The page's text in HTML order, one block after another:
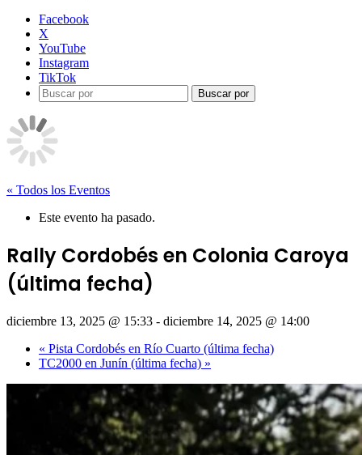
Facebook
X
YouTube
Instagram
TikTok
Buscar por
« Todos los Eventos
Este evento ha pasado.
Rally Cordobés en Colonia Caroya
(última fecha)
diciembre 13, 2025 @ 15:33 - diciembre 14, 2025 @ 14:00
« Pista Cordobés en Río Cuarto (última fecha)
TC2000 en Junín (última fecha) »